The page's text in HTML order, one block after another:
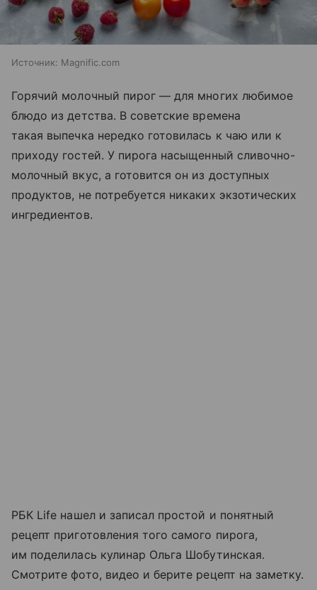
Источник: Magnific.com
Горячий молочный пирог — для многих любимое
блюдо из детства. В советские времена
такая выпечка нередко готовилась к чаю или к
приходу гостей. У пирога насыщенный сливочно-
молочный вкус, а готовится он из доступных
продуктов, не потребуется никаких экзотических
ингредиентов.
РБК Life нашел и записал простой и понятный
рецепт приготовления того самого пирога,
им поделилась кулинар Ольга Шобутинская.
Смотрите фото, видео и берите рецепт на заметку.